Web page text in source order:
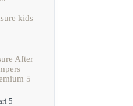
kids
After
5
5